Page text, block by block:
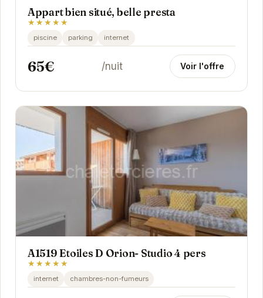
Appart bien situé, belle presta
★★★★★
piscine parking internet
65€ /nuit Voir l'offre
A1519 Etoiles D Orion- Studio 4 pers
★★★★★
internet chambres-non-fumeurs